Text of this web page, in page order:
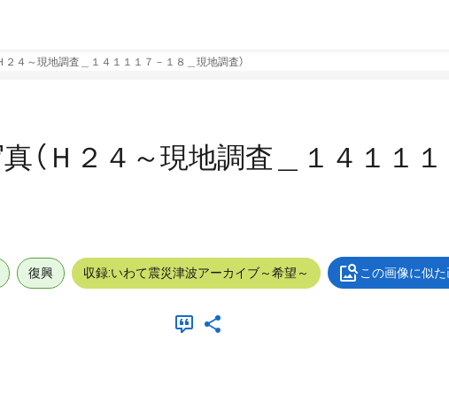
２４～現地調査＿１４１１１７－１８＿現地調査）
（Ｈ２４～現地調査＿１４１１１
復興 収録:いわて震災津波アーカイブ～希望～ この画像に似